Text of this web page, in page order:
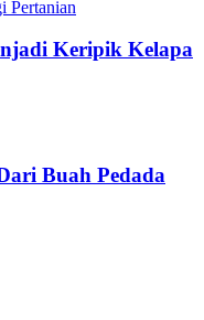
Pertanian
Keripik Kelapa
Buah Pedada